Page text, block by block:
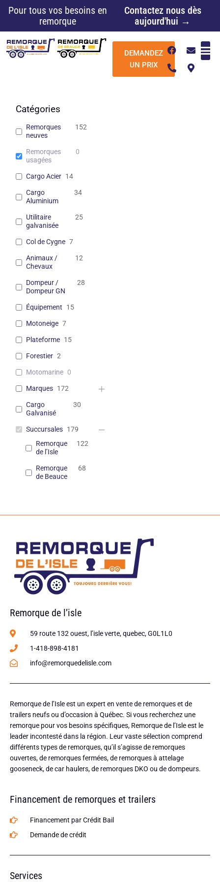
Pour tous vos besoins en
remorque
Contactez nous dès
aujourd'hui →
DEMANDEZ
UN PRIX
F
a
e
E
n
v
e
P
h
n
M
a
p
-
Catégories
Remorques
neuves
152
Remorques
usagées
0
Cargo Acier 14
Cargo
Aluminium
34
Utilitaire
galvanisée
25
Col de Cygne 7
Animaux /
Chevaux
12
Dompeur /
Dompeur GN
28
Équipement 15
Motoneige 7
Plateforme 15
Forestier 2
Motomarine 0
Marques 172
Cargo
Galvanisé
30
Succursales 179
Remorque
de l’Isle
122
Remorque
de Beauce
68
Remorque de l’isle
59 route 132 ouest, l’isle verte, quebec, G0L1L0
1-418-898-4181
info@remorquedelisle.com
Remorque de l’Isle est un expert en vente de remorques et de
trailers neufs ou d’occasion à Québec. Si vous recherchez une
remorque pour vos besoins spécifiques, Remorque de l’Isle est le
leader incontesté dans la région. Leur vaste sélection comprend
différents types de remorques, qu’il s’agisse de remorques
ouvertes, de remorques fermées, de remorques à attelage
gooseneck, de car haulers, de remorques DKO ou de dompeurs.
Financement de remorques et trailers
Financement par Crédit Bail
Demande de crédit
Services